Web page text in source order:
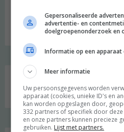
naar:
Gepersonaliseerde
advertentie- en
doelgroepenonderzoek en
Informatie op een
Meer informatie
Uw persoonsgegevens worden
apparaat (cookies, unieke ID's en
kan worden opgeslagen door,
332 partners of specifiek door
en onze partners kunnen precieze
gebruiken. Lijst met partners.